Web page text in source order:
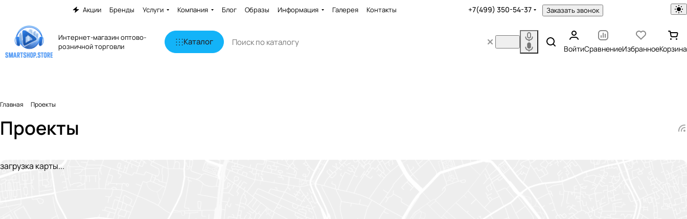
Акции Бренды Услуги Компания Блог Образы Информация Галерея Контакты +7(499) 350-54-37 Заказать звонок
Интернет-магазин оптово-
розничной торговли
Каталог
ВойтиСравнениеИзбранноеКорзина
Главная Проекты
Проекты
загрузка карты...